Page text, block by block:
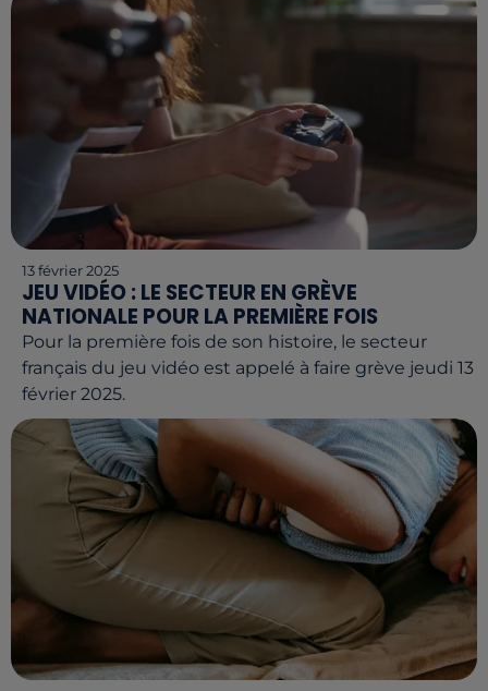
13 février 2025
JEU VIDÉO : LE SECTEUR EN GRÈVE
NATIONALE POUR LA PREMIÈRE FOIS
Pour la première fois de son histoire, le secteur
français du jeu vidéo est appelé à faire grève jeudi 13
février 2025.